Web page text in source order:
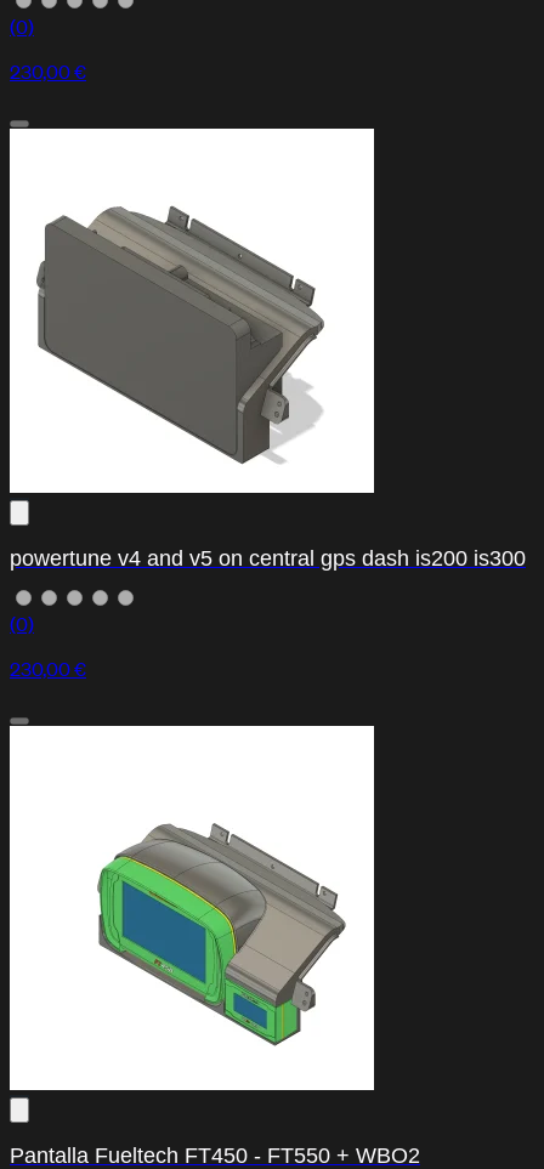
(0)
230,00 €
powertune v4 and v5 on central gps dash is200 is300
(0)
230,00 €
Pantalla Fueltech FT450 - FT550 + WBO2